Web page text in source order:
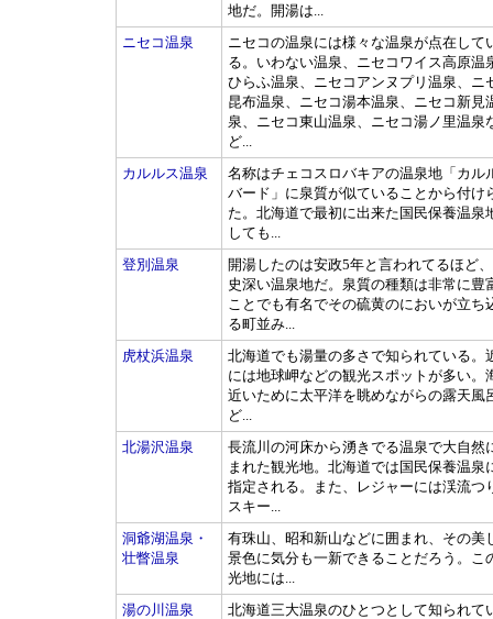
地だ。開湯は...
ニセコ温泉
ニセコの温泉には様々な温泉が点在して
る。いわない温泉、ニセコワイス高原温
ひらふ温泉、ニセコアンヌプリ温泉、ニ
昆布温泉、ニセコ湯本温泉、ニセコ新見
泉、ニセコ東山温泉、ニセコ湯ノ里温泉
ど...
カルルス温泉
名称はチェコスロバキアの温泉地「カル
バード」に泉質が似ていることから付け
た。北海道で最初に出来た国民保養温泉
しても...
登別温泉
開湯したのは安政5年と言われてるほど
史深い温泉地だ。泉質の種類は非常に豊
ことでも有名でその硫黄のにおいが立ち
る町並み...
虎杖浜温泉
北海道でも湯量の多さで知られている。
には地球岬などの観光スポットが多い。
近いために太平洋を眺めながらの露天風
ど...
北湯沢温泉
長流川の河床から湧きでる温泉で大自然
まれた観光地。北海道では国民保養温泉
指定される。また、レジャーには渓流つ
スキー...
洞爺湖温泉・
壮瞥温泉
有珠山、昭和新山などに囲まれ、その美
景色に気分も一新できることだろう。こ
光地には...
湯の川温泉
北海道三大温泉のひとつとして知られて